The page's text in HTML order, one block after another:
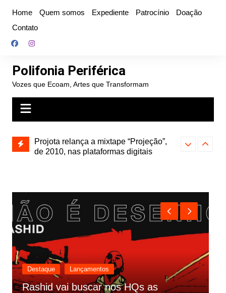
conteúdo
Home Quem somos Expediente Patrocínio
Doação
Contato
Polifonia Periférica
Vozes que Ecoam, Artes que Transformam
e abre
autoral,
Projota relança a mixtape “Projeção”,
de 2010, nas plataformas digitais
Farofa
Destaque Lançamentos
Rashid vai buscar nos HQs as